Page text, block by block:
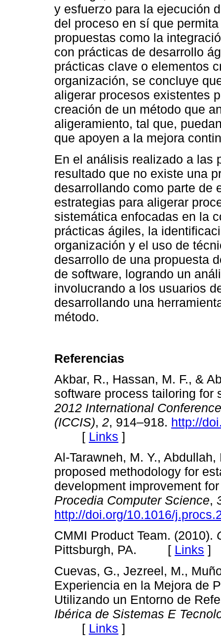
y esfuerzo para la ejecución
del proceso en sí que
propuestas como la
con prácticas de desarrollo
prácticas clave o elementos
organización, se concluye
aligerar procesos existentes
creación de un método que
aligeramiento, tal que,
que apoyen a la mejora
En el análisis realizado a las
resultado que no existe una
desarrollando como parte de
estrategias para aligerar
sistemática enfocadas en la
prácticas ágiles, la
organización y el uso de
desarrollo de una propuesta
de software, logrando un
involucrando a los usuarios
desarrollando una
método.
Referencias
Akbar, R., Hassan, M. F., &
software process tailoring for
2012 International
(ICCIS), 2, 914–918. http://
[ Links ]
Al-Tarawneh, M. Y.,
proposed methodology for
development improvement
Procedia Computer Science,
http://doi.org/10.1016/
CMMI Product Team. (2010).
Pittsburgh, PA. [ Links ]
Cuevas, G., Jezreel, M.,
Experiencia en la Mejora de
Utilizando un Entorno de
Ibérica de Sistemas E
[ Links ]